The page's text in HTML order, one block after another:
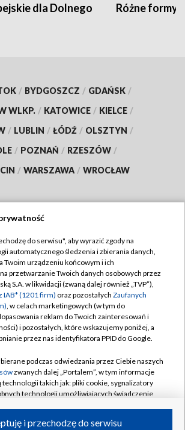
dla Dolnego
Różne formy
/ BYDGOSZCZ / GDAŃSK /
WLKP. / KATOWICE / KIELCE /
/ LUBLIN / ŁÓDŹ / OLSZTYN /
/ POZNAŃ / RZESZÓW /
/ WARSZAWA / WROCŁAW
TVP
TVP
Cyfrowa
Regulamin TVP
Polityka prywatności
Moje zgody
Pomoc
Kontakt
Kanały
do serwisu", aby wyrazić zgody na
automatycznego śledzenia i zbierania danych,
Twoim urządzeniu końcowym i ich
przetwarzanie Twoich danych osobowych przez
S.A. w likwidacji (zwaną dalej również „TVP”),
IAB* (1201 firm) oraz pozostałych Zaufanych
, w celach marketingowych (w tym do
reklam do Twoich zainteresowań i
i pozostałych, które wskazujemy poniżej, a
przez nas identyfikatora PPID do Google.
podczas odwiedzania przez Ciebie naszych
zwanych dalej „Portalem”, w tym informacje
technologii takich jak: pliki cookie, sygnalizatory
technologii umożliwiających świadczenie
i przechodzę do serwisu